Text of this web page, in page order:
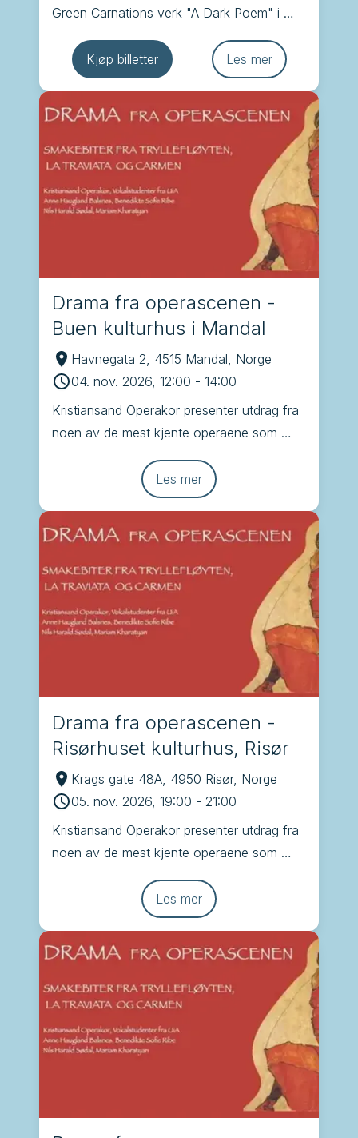
Green Carnations verk "A Dark Poem" i
Kjøp billetter
Les mer
Drama fra operascenen -
Buen kulturhus i Mandal
Havnegata 2, 4515 Mandal, Norge
04. nov. 2026, 12:00 - 14:00
Kristiansand Operakor presenter utdrag fra
noen av de mest kjente operaene som
Les mer
Drama fra operascenen -
Risørhuset kulturhus, Risør
Krags gate 48A, 4950 Risør, Norge
05. nov. 2026, 19:00 - 21:00
Kristiansand Operakor presenter utdrag fra
noen av de mest kjente operaene som
Les mer